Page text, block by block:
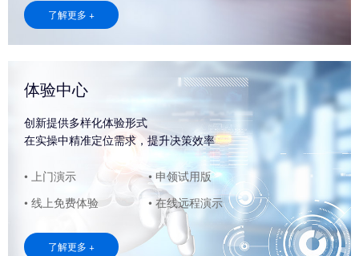
了解更多 +
体验中心
创新提供多样化体验形式
在实操中精准定位需求，提升决策效率
• 上门演示
• 申领试用版
• 线上免费体验
• 在线远程演示
了解更多 +